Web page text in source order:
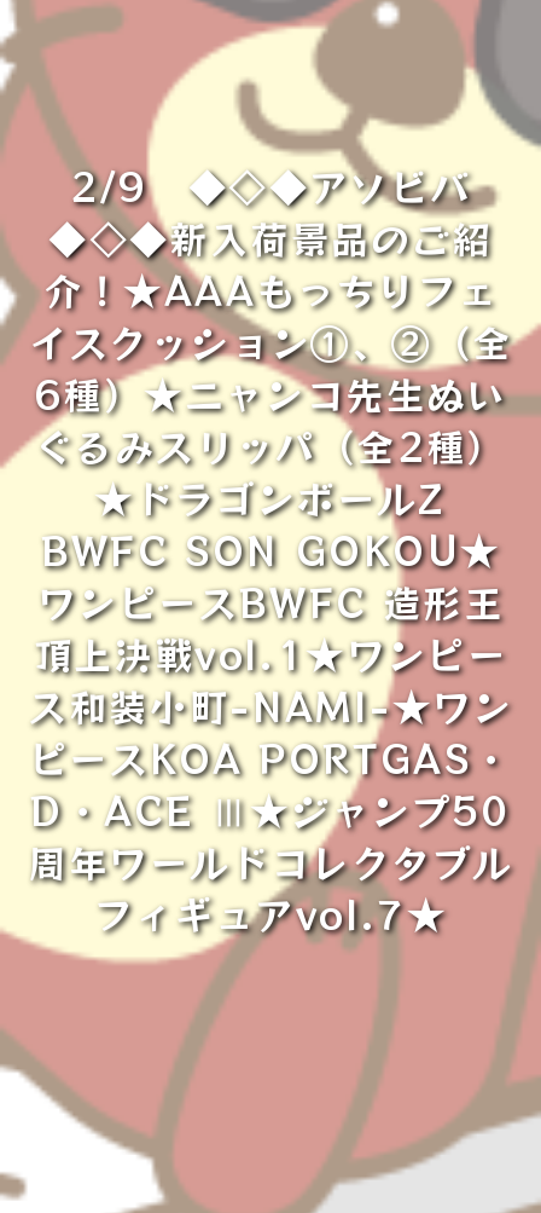
2/9 ◆◇◆アソビバ
◆◇◆新入荷景品のご紹
介！★AAAもっちりフェ
イスクッション①、②（全
6種）★ニャンコ先生ぬい
ぐるみスリッパ（全2種）
★ドラゴンボールZ
BWFC SON GOKOU★
ワンピースBWFC 造形王
頂上決戦vol.1★ワンピー
ス和装小町-NAMI-★ワン
ピースKOA PORTGAS・
D・ACE Ⅲ★ジャンプ50
周年ワールドコレクタブル
フィギュアvol.7★